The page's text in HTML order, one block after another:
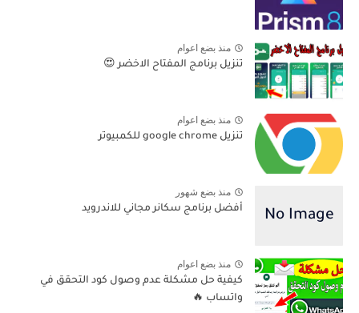
منذ بضع اعوام
تنزيل برنامج المفتاح الاخضر 😍
منذ بضع اعوام
تنزيل google chrome للكمبيوتر
منذ بضع شهور
أفضل برنامج سكانر مجاني للاندرويد
منذ بضع اعوام
كيفية حل مشكلة عدم وصول كود التحقق في
واتساب 🔥